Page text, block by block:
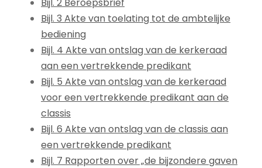
Bijl. 3 Akte van toelating tot de ambtelijke
bediening
Bijl. 4 Akte van ontslag van de kerkeraad
aan een vertrekkende predikant
Bijl. 5 Akte van ontslag van de kerkeraad
voor een vertrekkende predikant aan de
classis
Bijl. 6 Akte van ontslag van de classis aan
een vertrekkende predikant
Bijl. 7 Rapporten over „de bijzondere gaven